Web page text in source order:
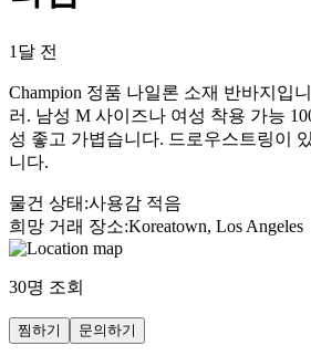
1달 전
Champion 정품 나일론 소재 반바지입
러. 남성 M 사이즈나 여성 착용 가능
성 좋고 가볍습니다. 드로우스트링이
니다.
물건 상태 :사용감 적음
희망 거래 장소:Koreatown, Los Angeles
30명 조회
찜하기 문의하기